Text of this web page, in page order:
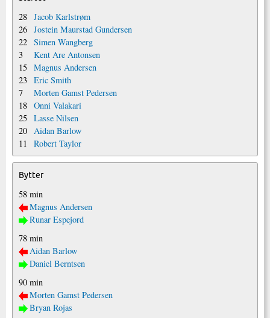
28 Jacob Karlstrøm
26 Jostein Maurstad Gundersen
22 Simen Wangberg
3
Kent Are Antonsen
15 Magnus Andersen
23 Eric Smith
7
Morten Gamst Pedersen
18 Onni Valakari
25 Lasse Nilsen
20 Aidan Barlow
11
Robert Taylor
Bytter
58 min
Magnus Andersen
Runar Espejord
78 min
Aidan Barlow
Daniel Berntsen
90 min
Morten Gamst Pedersen
Bryan Rojas